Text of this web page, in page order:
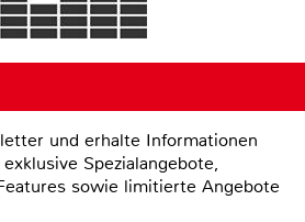
und erhalte Informationen
Spezialangebote,
sowie limitierte Angebote